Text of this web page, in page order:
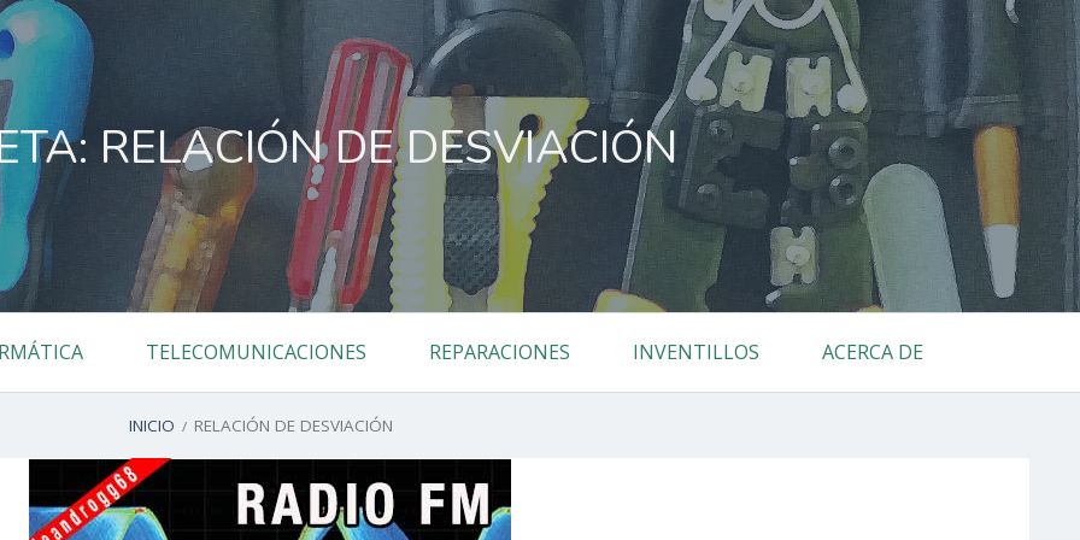
RELACIÓN DE DESVIACIÓN
TELECOMUNICACIONES REPARACIONES INVENTILLOS ACERCA DE
INICIO RELACIÓN DE DESVIACIÓN